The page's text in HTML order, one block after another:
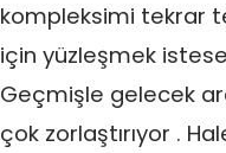
kompleksimi tekrar
için yüzleşmek
Geçmişle gelecek
çok zorlaştırıyor .